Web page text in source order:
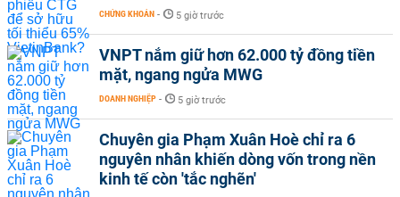
CHỨNG KHOÁN - 5 giờ trước
VNPT nắm giữ hơn 62.000 tỷ đồng tiền
mặt, ngang ngửa MWG
DOANH NGHIỆP - 5 giờ trước
Chuyên gia Phạm Xuân Hoè chỉ ra 6
nguyên nhân khiến dòng vốn trong nền
kinh tế còn 'tắc nghẽn'